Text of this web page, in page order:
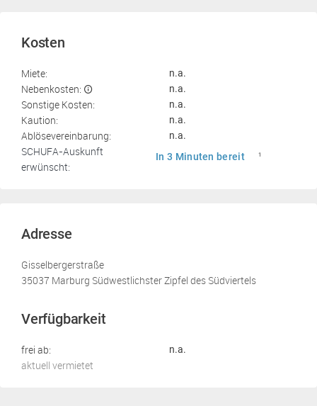
Kosten
Miete: n.a.
Nebenkosten: n.a.
Sonstige Kosten: n.a.
Kaution: n.a.
Ablösevereinbarung: n.a.
SCHUFA-Auskunft
erwünscht:
In 3 Minuten bereit 1
Adresse
Gisselbergerstraße
35037 Marburg Südwestlichster Zipfel des Südviertels
Verfügbarkeit
frei ab: n.a.
aktuell vermietet